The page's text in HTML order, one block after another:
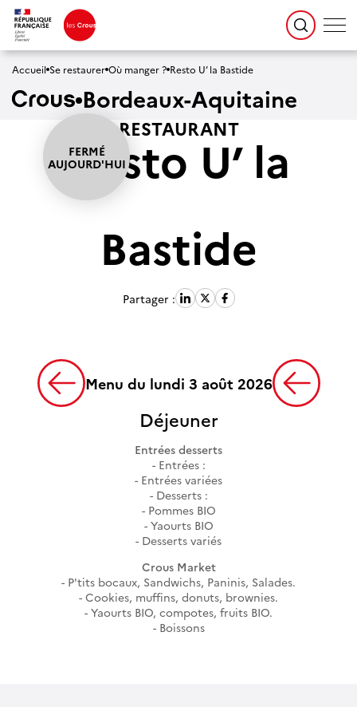
Accueil Se restaurer Où manger ? Resto U’ la Bastide
Bordeaux-Aquitaine
RESTAURANT
Resto U’ la
Bastide
Partager :
Menu du lundi 3 août 2026
Déjeuner
Entrées desserts
Entrées :
Entrées variées
Desserts :
Pommes BIO
Yaourts BIO
Desserts variés
Crous Market
P'tits bocaux, Sandwichs, Paninis, Salades.
Cookies, muffins, donuts, brownies.
Yaourts BIO, compotes, fruits BIO.
Boissons